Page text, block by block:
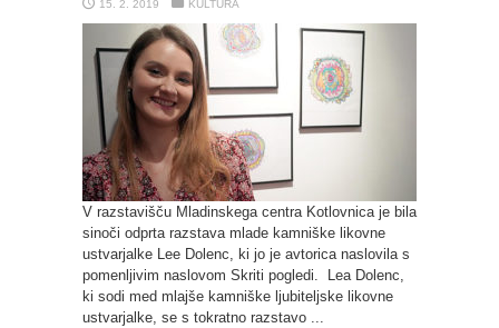
15. 2. 2019 KULTURA
V razstavišču Mladinskega centra Kotlovnica je bila
sinoči odprta razstava mlade kamniške likovne
ustvarjalke Lee Dolenc, ki jo je avtorica naslovila s
pomenljivim naslovom Skriti pogledi. Lea Dolenc,
ki sodi med mlajše kamniške ljubiteljske likovne
ustvarjalke, se s tokratno razstavo ...